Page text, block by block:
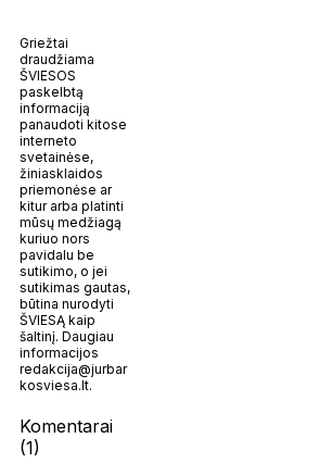
Griežtai
draudžiama
ŠVIESOS
paskelbtą
informaciją
panaudoti kitose
interneto
svetainėse,
žiniasklaidos
priemonėse ar
kitur arba platinti
mūsų medžiagą
kuriuo nors
pavidalu be
sutikimo, o jei
sutikimas gautas,
būtina nurodyti
ŠVIESĄ kaip
šaltinį. Daugiau
informacijos
redakcija@jurbar
kosviesa.lt.
Komentarai
(1)